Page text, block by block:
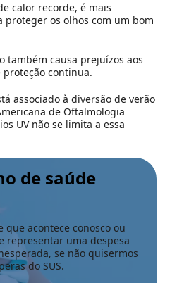
calor recorde, é mais
os olhos com um bom
também causa prejuízos aos
proteção continua.
associado à diversão de verão
de Oftalmologia
UV não se limita a essa
de saúde
que acontece conosco ou
representar uma despesa
se não quisermos
do SUS.